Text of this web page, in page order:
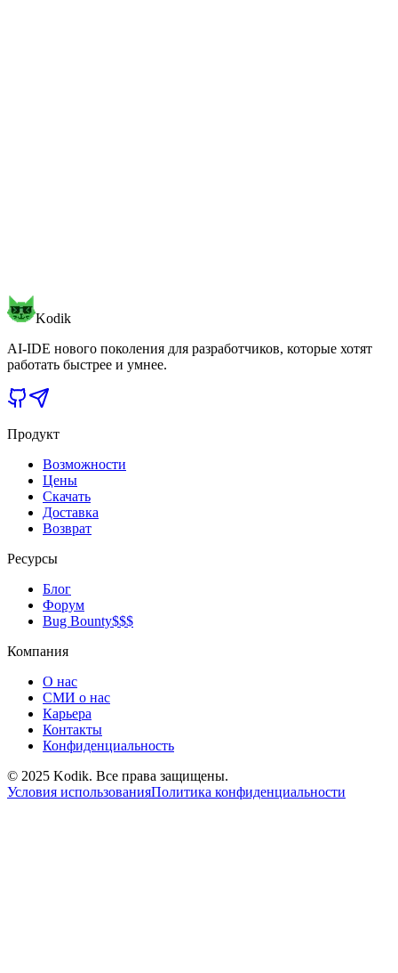
Kodik
AI-IDE нового поколения для разработчиков, которые хотят
работать быстрее и умнее.
Продукт
Возможности
Цены
Скачать
Доставка
Возврат
Ресурсы
Блог
Форум
Bug Bounty$$$
Компания
О нас
СМИ о нас
Карьера
Контакты
Конфиденциальность
© 2025 Kodik. Все права защищены.
Условия использованияПолитика конфиденциальности